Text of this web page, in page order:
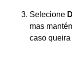
Selecione
mas
caso